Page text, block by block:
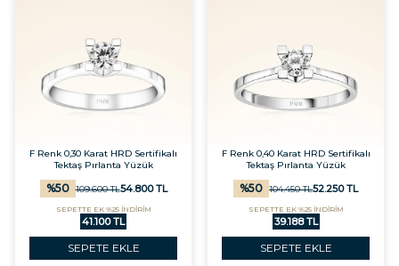
F Renk 0,30 Karat HRD Sertifikalı
Tektaş Pırlanta Yüzük
%50 109.600TL54.800TL
SEPETTE EK %25 İNDİRİM
41.100 TL
SEPETE EKLE
F Renk 0,40 Karat HRD Sertifikalı
Tektaş Pırlanta Yüzük
%50 104.450TL52.250TL
SEPETTE EK %25 İNDİRİM
39.188 TL
SEPETE EKLE